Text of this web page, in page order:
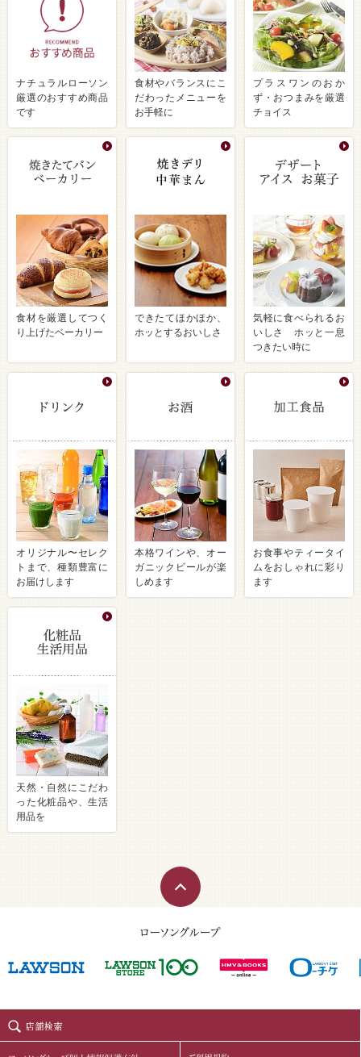
ナチュラルローソン
厳選のおすすめ商品
です
食材やバランスにこ
だわったメニューを
お手軽に
プラスワンのおか
ず・おつまみを厳選
チョイス
食材を厳選してつく
り上げたベーカリー
できたてほかほか、
ホッとするおいしさ
気軽に食べられるお
いしさ ホッと一息
つきたい時に
オリジナル〜セレク
トまで、種類豊富に
お届けします
本格ワインや、オー
ガニックビールが楽
しめます
お食事やティータイ
ムをおしゃれに彩り
ます
天然・自然にこだわ
った化粧品や、生活
用品を